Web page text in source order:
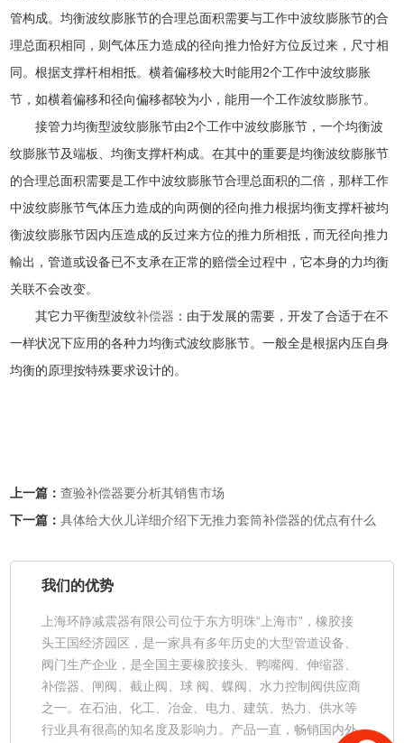
管构成。均衡波纹膨胀节的合理总面积需要与工作中波纹膨胀节的合
理总面积相同，则气体压力造成的径向推力恰好方位反过来，尺寸相
同。根据支撑杆相相抵。横着偏移校大时能用2个工作中波纹膨胀
节，如横着偏移和径向偏移都较为小，能用一个工作波纹膨胀节。
接管力均衡型波纹膨胀节由2个工作中波纹膨胀节，一个均衡波
纹膨胀节及端板、均衡支撑杆构成。在其中的重要是均衡波纹膨胀节
的合理总面积需要是工作中波纹膨胀节合理总面积的二倍，那样工作
中波纹膨胀节气体压力造成的向两侧的径向推力根据均衡支撑杆被均
衡波纹膨胀节因内压造成的反过来方位的推力所相抵，而无径向推力
輸出，管道或设备已不支承在正常的赔偿全过程中，它本身的力均衡
关联不会改变。
其它力平衡型波纹补偿器 ：由于发展的需要，开发了合适于在不
一样状况下应用的各种力均衡式波纹膨胀节。一般全是根据内压自身
均衡的原理按特殊要求设计的。
上一篇：查验补偿器要分析其销售市场
下一篇：具体给大伙儿详细介绍下无推力套筒补偿器的优点有什么
我们的优势
上海环静减震器有限公司位于东方明珠“上海市”，橡胶接
头王国经济园区，是一家具有多年历史的大型管道设备、
阀门生产企业，是全国主要橡胶接头、鸭嘴阀、伸缩器、
补偿器、闸阀、截止阀、球 阀、蝶阀、水力控制阀供应商
之一。在石油、化工、冶金、电力、建筑、热力、供水等
行业具有很高的知名度及影响力。产品一直，畅销国内外